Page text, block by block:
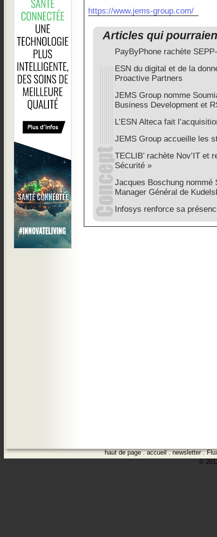
https://www.jems-group.com/
Articles qui
PayByPhone rachète
ESN du digital et de la
Proactive Partners
JEMS Group nomme
Business Development et
L’ESN Alteca fait
JEMS Group accueille les
TECLIB’ rachète Nov’IT et
Sécurité »
Jacques Boschung nommé
Manager Général de
Infosys renforce sa
haut de page.accueil.newsletter.
©